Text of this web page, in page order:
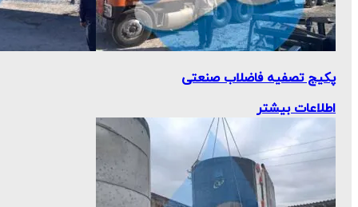
پکیج تصفیه فاضلاب صنعتی
اطلاعات بیشتر